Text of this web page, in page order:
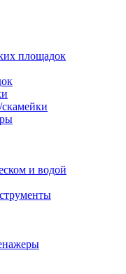
площадок
и водой